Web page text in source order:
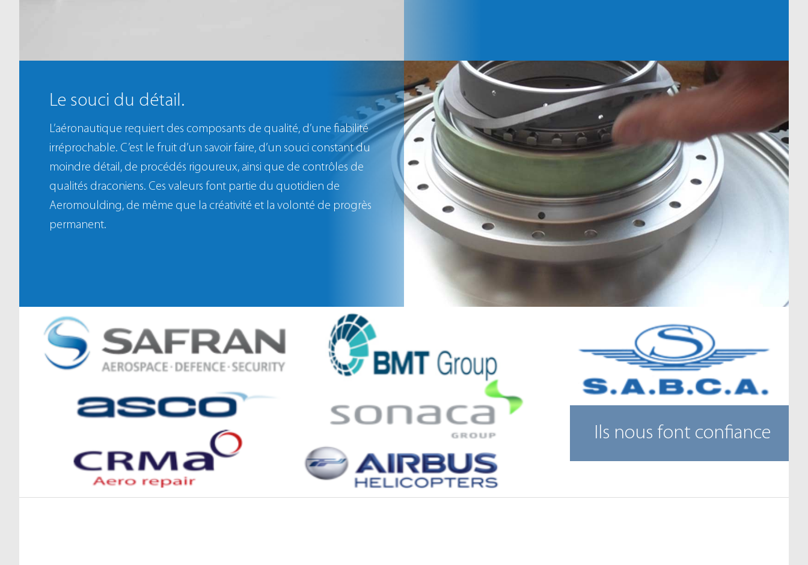
Le souci du détail.
L’aéronautique requiert des composants de qualité, d’une fiabilité
irréprochable. C’est le fruit d’un savoir faire, d’un souci constant du
moindre détail, de procédés rigoureux, ainsi que de contrôles de
qualités draconiens. Ces valeurs font partie du quotidien de
Aeromoulding, de même que la créativité et la volonté de progrès
permanent.
Ils nous font confiance